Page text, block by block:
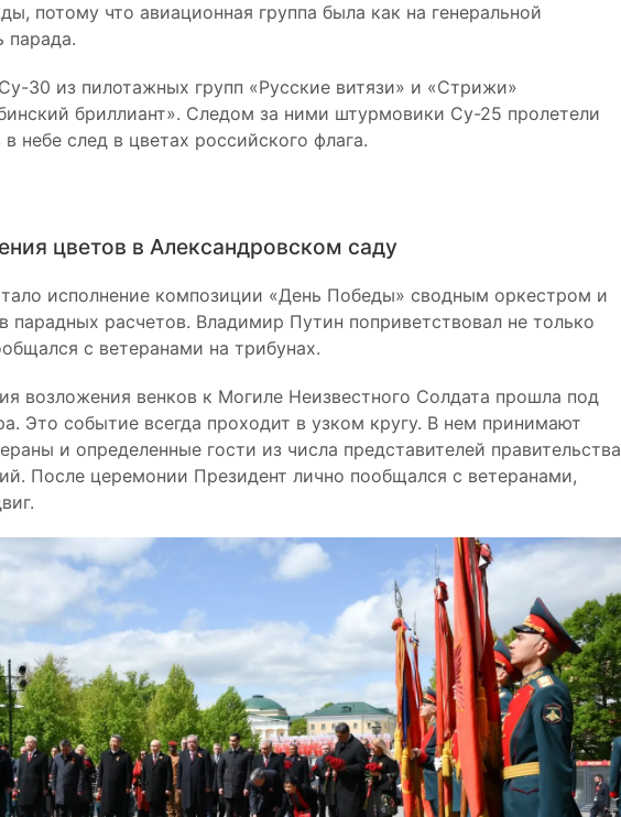
потому что авиационная группа была как на генеральной
парада.
30 из пилотажных групп «Русские витязи» и «Стрижи»
бриллиант». Следом за ними штурмовики Су-25 пролетели
небе след в цветах российского флага.
цветов в Александровском саду
исполнение композиции «День Победы» сводным оркестром и
парадных расчетов. Владимир Путин поприветствовал не только
с ветеранами на трибунах.
возложения венков к Могиле Неизвестного Солдата прошла под
Это событие всегда проходит в узком кругу. В нем принимают
и определенные гости из числа представителей правительства
После церемонии Президент лично пообщался с ветеранами,